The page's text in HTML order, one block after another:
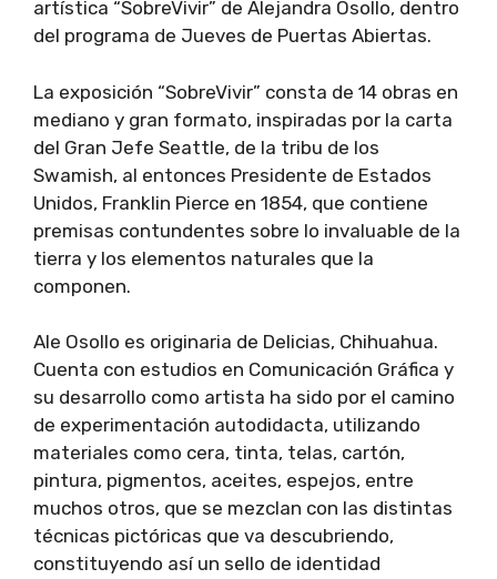
artística “SobreVivir” de Alejandra Osollo, dentro
del programa de Jueves de Puertas Abiertas.
La exposición “SobreVivir” consta de 14 obras en
mediano y gran formato, inspiradas por la carta
del Gran Jefe Seattle, de la tribu de los
Swamish, al entonces Presidente de Estados
Unidos, Franklin Pierce en 1854, que contiene
premisas contundentes sobre lo invaluable de la
tierra y los elementos naturales que la
componen.
Ale Osollo es originaria de Delicias, Chihuahua.
Cuenta con estudios en Comunicación Gráfica y
su desarrollo como artista ha sido por el camino
de experimentación autodidacta, utilizando
materiales como cera, tinta, telas, cartón,
pintura, pigmentos, aceites, espejos, entre
muchos otros, que se mezclan con las distintas
técnicas pictóricas que va descubriendo,
constituyendo así un sello de identidad